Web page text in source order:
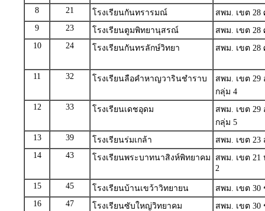
8
21 โรงเรียนกันทรารมณ์
สพม. เขต 28
9
23 โรงเรียนตูมพิทยานุสรณ์
สพม. เขต 28
10
24 โรงเรียนกันทรลักษ์วิทยา สพม. เขต 28
11 32 โรงเรียนลือคำหาญวารินชำราบ
สพม. เขต
กลุ่ม 4
12
33 โรงเรียนเดชอุดม
สพม. เขต
กลุ่ม 5
13
39 โรงเรียนร่มเกล้า
สพม. เขต 23
14
43 โรงเรียนพระบาทนาสิงห์พิทยาคม
สพม. เขต 21
2
15
45 โรงเรียนบ้านเขว้าวิทยายน
สพม. เขต 30
16
47 โรงเรียนซับใหญ่วิทยาคม
สพม. เขต 30